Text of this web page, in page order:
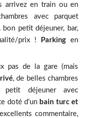
arrivez en train ou en
avec parquet
bon petit déjeuner, bar,
prix ! Parking en
pas de la gare (mais
, de belles chambres
petit déjeuner avec
doté d’un bain turc et
commentaire,